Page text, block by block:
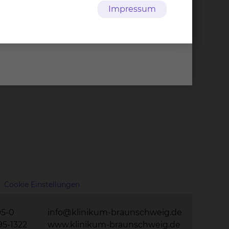
Cookie Einstellungen
0
1322
info@klinikum-braunschweig.de
www.klinikum-braunschweig.de
Impressum